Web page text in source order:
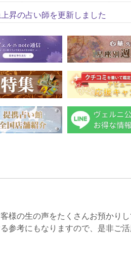
昇の占い師を更新しました
様の生の声をたくさんお預かりし
参考にもなりますので、是非ご活